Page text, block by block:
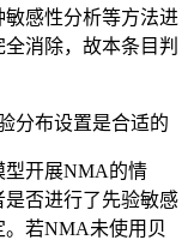
敏感性分析等方法进
消除，故本条目判
分布设置是合适的
型开展NMA的情
否进行了先验敏感
若NMA未使用贝